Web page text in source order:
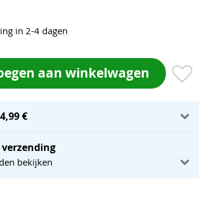
in 2-4 dagen
aan winkelwagen
€
bekijken